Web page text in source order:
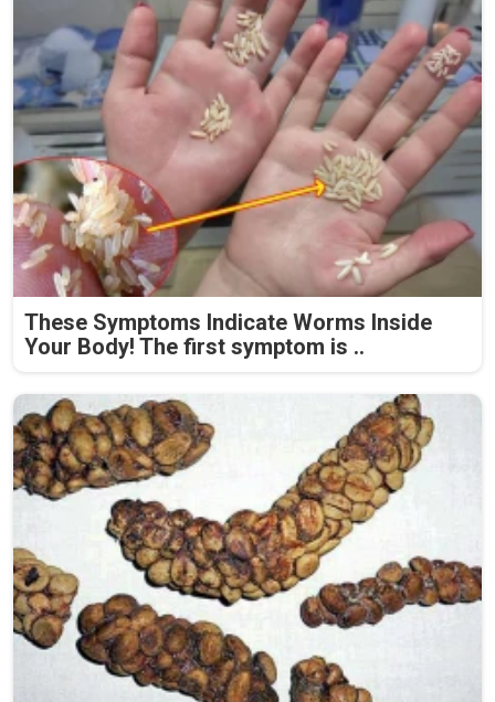
These Symptoms Indicate Worms Inside
Your Body! The first symptom is ..